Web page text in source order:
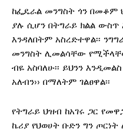
ከፌዴራል መንግስት ጎን በመቆም
ያሉ ሲሆን በትግራይ ክልል
እንዳለበትም አስረድተዋል፡፡
መንግስት ሊመልሳቸው
ብዬ አስባለሁ፡፡ ይህንን
አለብን›› በማለትም ገልፀዋል፡፡
የትግራይ ህዝብ ከአገሩ ጋር
ኬሪያ የህወሀት ቡድን ግን